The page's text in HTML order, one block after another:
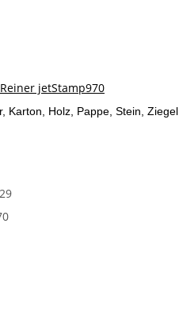
jetStamp970
Karton, Holz, Pappe, Stein, Ziegel